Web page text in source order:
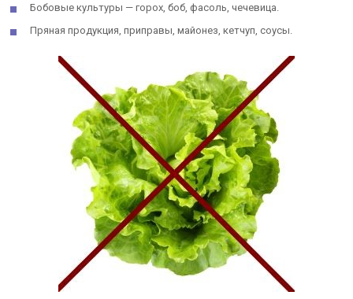
Бобовые культуры — горох, боб, фасоль, чечевица.
Пряная продукция, приправы, майонез, кетчуп, соусы.